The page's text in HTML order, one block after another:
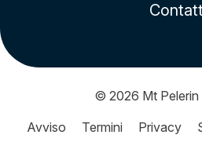
© 2026 Mt
Avviso
Termini Privacy